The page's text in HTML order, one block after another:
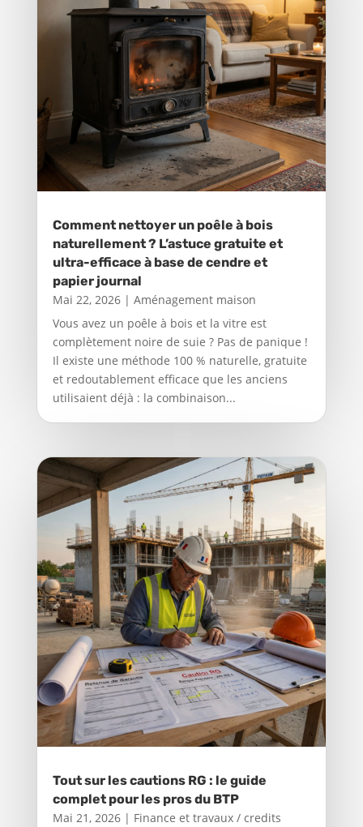
Comment nettoyer un poêle à bois
naturellement ? L’astuce gratuite et
ultra-efficace à base de cendre et
papier journal
Mai 22, 2026| Aménagement maison
Vous avez un poêle à bois et la vitre est
complètement noire de suie ? Pas de panique !
Il existe une méthode 100 % naturelle, gratuite
et redoutablement efficace que les anciens
utilisaient déjà : la combinaison...
Tout sur les cautions RG : le guide
complet pour les pros du BTP
Mai 21, 2026| Finance et travaux / credits